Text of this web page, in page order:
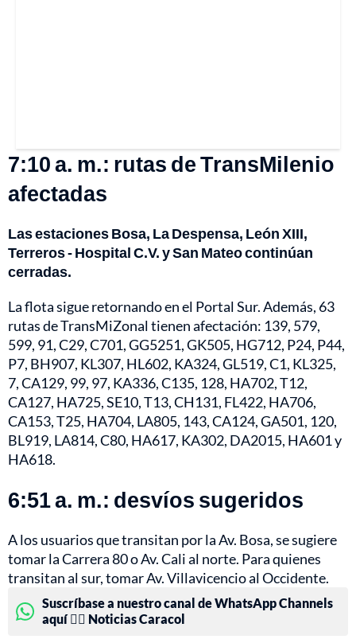
7:10 a. m.: rutas de TransMilenio
afectadas
Las estaciones Bosa, La Despensa, León XIII,
Terreros - Hospital C.V. y San Mateo continúan
cerradas.
La flota sigue retornando en el Portal Sur. Además, 63
rutas de TransMiZonal tienen afectación: 139, 579,
599, 91, C29, C701, GG5251, GK505, HG712, P24, P44,
P7, BH907, KL307, HL602, KA324, GL519, C1, KL325,
7, CA129, 99, 97, KA336, C135, 128, HA702, T12,
CA127, HA725, SE10, T13, CH131, FL422, HA706,
CA153, T25, HA704, LA805, 143, CA124, GA501, 120,
BL919, LA814, C80, HA617, KA302, DA2015, HA601 y
HA618.
6:51 a. m.: desvíos sugeridos
A los usuarios que transitan por la Av. Bosa, se sugiere
tomar la Carrera 80 o Av. Cali al norte. Para quienes
transitan al sur, tomar Av. Villavicencio al Occidente.
Suscríbase a nuestro canal de WhatsApp Channels
aquí 👉🏻 Noticias Caracol